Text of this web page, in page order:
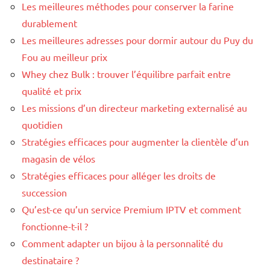
Les meilleures méthodes pour conserver la farine
durablement
Les meilleures adresses pour dormir autour du Puy du
Fou au meilleur prix
Whey chez Bulk : trouver l’équilibre parfait entre
qualité et prix
Les missions d’un directeur marketing externalisé au
quotidien
Stratégies efficaces pour augmenter la clientèle d’un
magasin de vélos
Stratégies efficaces pour alléger les droits de
succession
Qu’est-ce qu’un service Premium IPTV et comment
fonctionne-t-il ?
Comment adapter un bijou à la personnalité du
destinataire ?